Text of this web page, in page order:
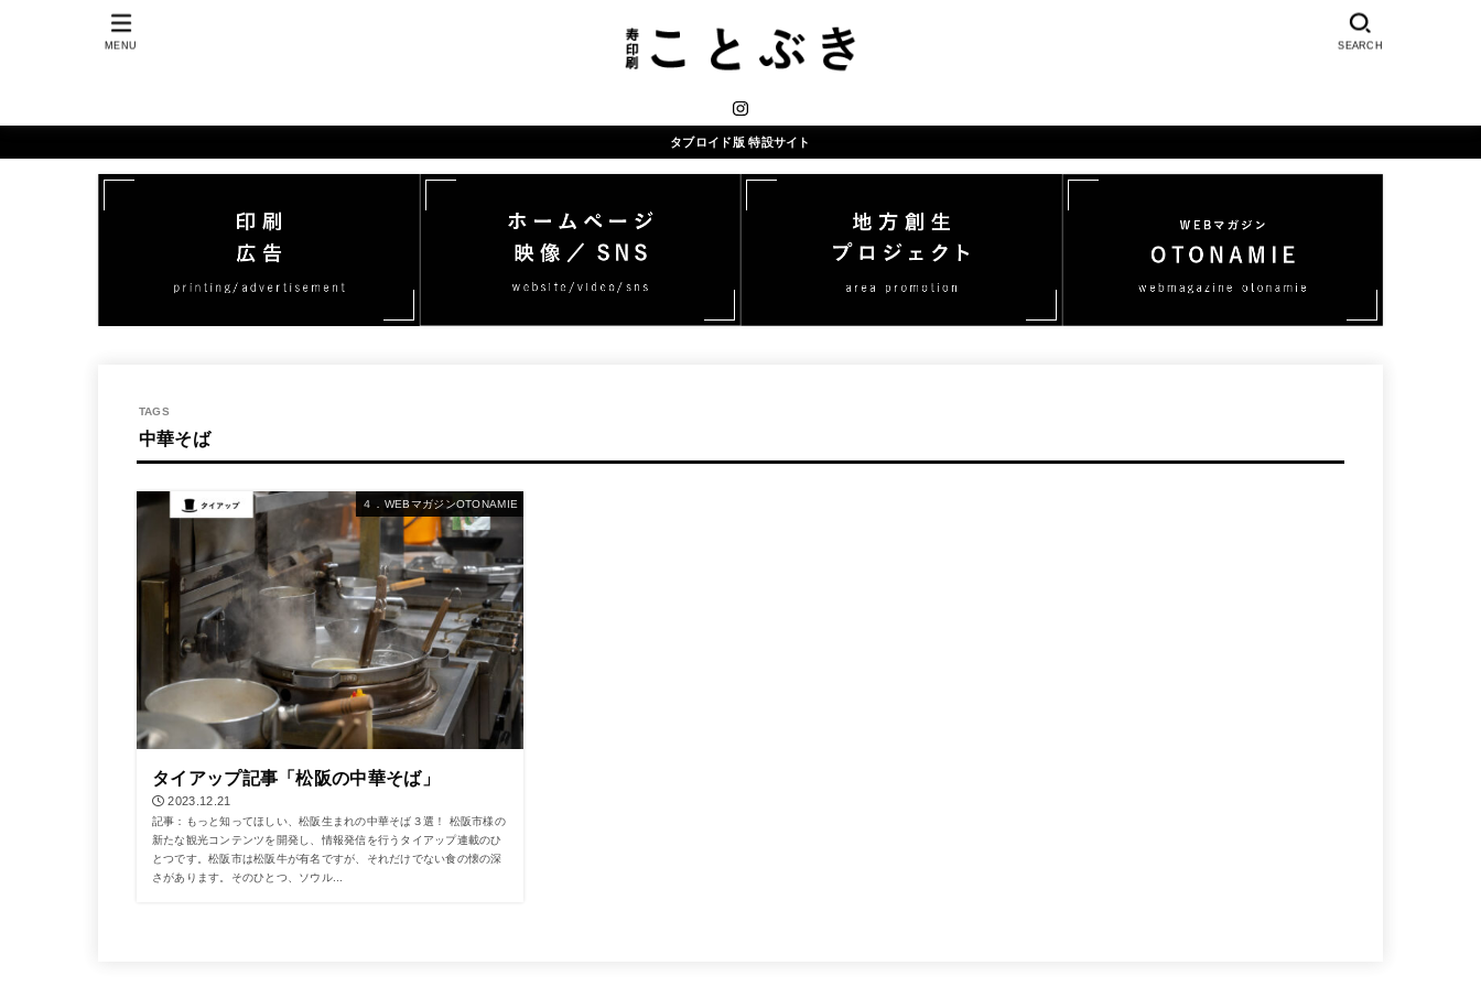
SEARCH
MENU
タブロイド版 特設サイト
中華そば
４．WEBマガジンOTONAMIE
タイアップ記事「松阪の中華そば」
2023.12.21
記事：もっと知ってほしい、松阪生まれの中華そば３選！ 松阪市様の
新たな観光コンテンツを開発し、情報発信を行うタイアップ連載のひ
とつです。松阪市は松阪牛が有名ですが、それだけでない食の懐の深
さがあります。そのひとつ、ソウル...